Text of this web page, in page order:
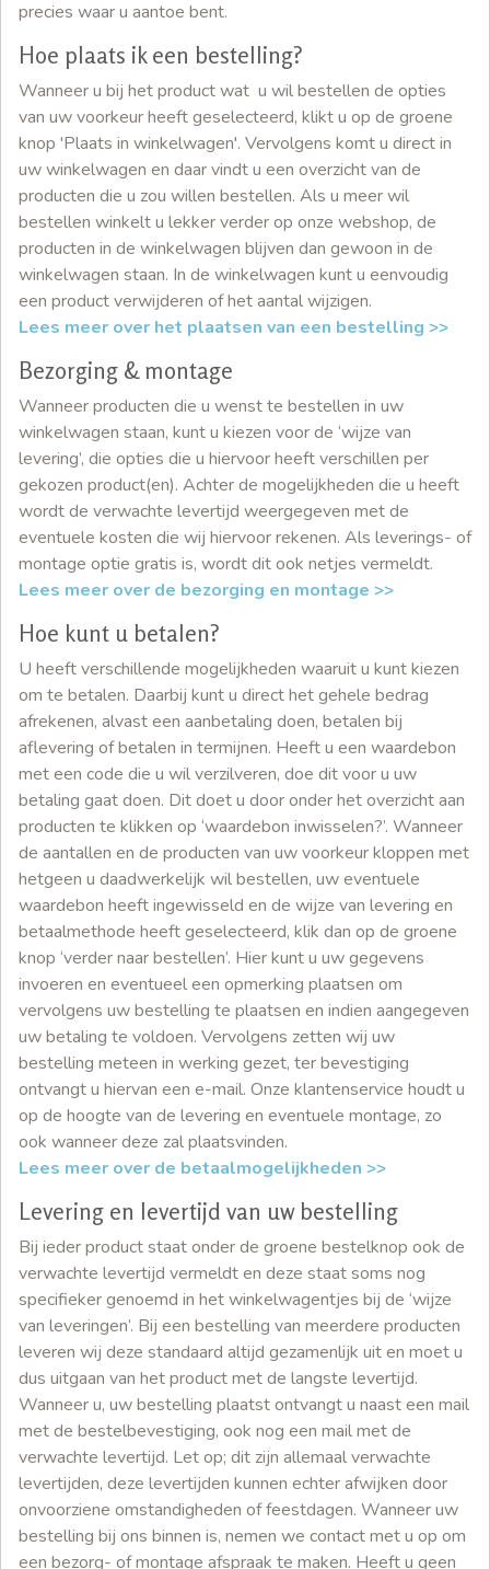
precies waar u aantoe bent.
Hoe plaats ik een bestelling?
Wanneer u bij het product wat u wil bestellen de opties
van uw voorkeur heeft geselecteerd, klikt u op de groene
knop 'Plaats in winkelwagen'. Vervolgens komt u direct in
uw winkelwagen en daar vindt u een overzicht van de
producten die u zou willen bestellen. Als u meer wil
bestellen winkelt u lekker verder op onze webshop, de
producten in de winkelwagen blijven dan gewoon in de
winkelwagen staan. In de winkelwagen kunt u eenvoudig
een product verwijderen of het aantal wijzigen.
Lees meer over het plaatsen van een bestelling >>
Bezorging & montage
Wanneer producten die u wenst te bestellen in uw
winkelwagen staan, kunt u kiezen voor de ‘wijze van
levering’, die opties die u hiervoor heeft verschillen per
gekozen product(en). Achter de mogelijkheden die u heeft
wordt de verwachte levertijd weergegeven met de
eventuele kosten die wij hiervoor rekenen. Als leverings- of
montage optie gratis is, wordt dit ook netjes vermeldt.
Lees meer over de bezorging en montage >>
Hoe kunt u betalen?
U heeft verschillende mogelijkheden waaruit u kunt kiezen
om te betalen. Daarbij kunt u direct het gehele bedrag
afrekenen, alvast een aanbetaling doen, betalen bij
aflevering of betalen in termijnen. Heeft u een waardebon
met een code die u wil verzilveren, doe dit voor u uw
betaling gaat doen. Dit doet u door onder het overzicht aan
producten te klikken op ‘waardebon inwisselen?’. Wanneer
de aantallen en de producten van uw voorkeur kloppen met
hetgeen u daadwerkelijk wil bestellen, uw eventuele
waardebon heeft ingewisseld en de wijze van levering en
betaalmethode heeft geselecteerd, klik dan op de groene
knop ‘verder naar bestellen’. Hier kunt u uw gegevens
invoeren en eventueel een opmerking plaatsen om
vervolgens uw bestelling te plaatsen en indien aangegeven
uw betaling te voldoen. Vervolgens zetten wij uw
bestelling meteen in werking gezet, ter bevestiging
ontvangt u hiervan een e-mail. Onze klantenservice houdt u
op de hoogte van de levering en eventuele montage, zo
ook wanneer deze zal plaatsvinden.
Lees meer over de betaalmogelijkheden >>
Levering en levertijd van uw bestelling
Bij ieder product staat onder de groene bestelknop ook de
verwachte levertijd vermeldt en deze staat soms nog
specifieker genoemd in het winkelwagentjes bij de ‘wijze
van leveringen’. Bij een bestelling van meerdere producten
leveren wij deze standaard altijd gezamenlijk uit en moet u
dus uitgaan van het product met de langste levertijd.
Wanneer u, uw bestelling plaatst ontvangt u naast een mail
met de bestelbevestiging, ook nog een mail met de
verwachte levertijd. Let op; dit zijn allemaal verwachte
levertijden, deze levertijden kunnen echter afwijken door
onvoorziene omstandigheden of feestdagen. Wanneer uw
bestelling bij ons binnen is, nemen we contact met u op om
een bezorg- of montage afspraak te maken. Heeft u geen